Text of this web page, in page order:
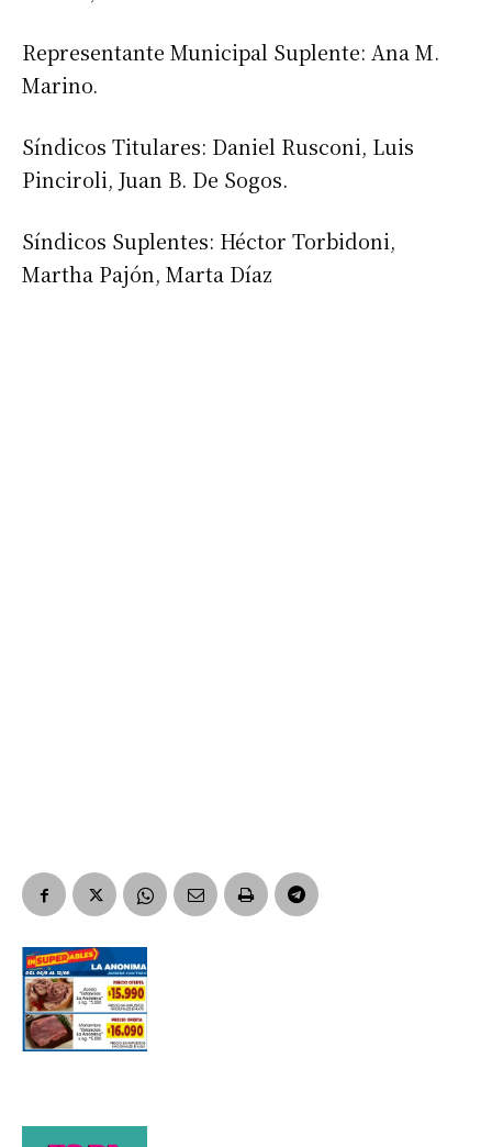
Dirección de correo electrónico*
Representante Municipal Suplente: Ana M.
Marino.
Síndicos Titulares: Daniel Rusconi, Luis
Pinciroli, Juan B. De Sogos.
Síndicos Suplentes: Héctor Torbidoni,
Martha Pajón, Marta Díaz